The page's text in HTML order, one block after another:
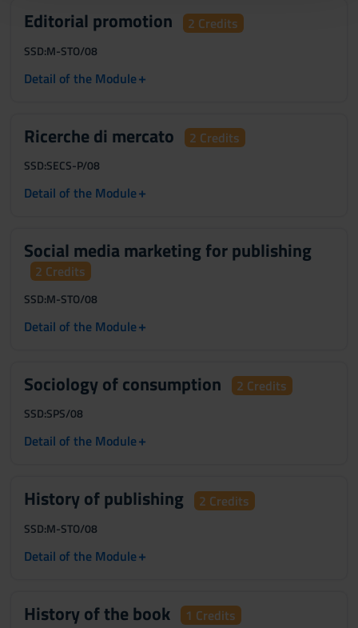
con altre informazioni che hai fornito loro o che hanno
raccolto dal tuo utilizzo dei loro servizi.
Editorial promotion 2 Credits
SSD:M-STO/08
Detail of the Module+
Ricerche di mercato 2 Credits
SSD:SECS-P/08
Detail of the Module+
Social media marketing for publishing
2 Credits
SSD:M-STO/08
Detail of the Module+
Sociology of consumption 2 Credits
SSD:SPS/08
Detail of the Module+
History of publishing 2 Credits
SSD:M-STO/08
Detail of the Module+
History of the book 1 Credits